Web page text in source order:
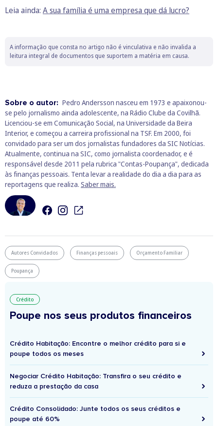
Leia ainda: A sua família é uma empresa que dá lucro?
A informação que consta no artigo não é vinculativa e não invalida a
leitura integral de documentos que suportem a matéria em causa.
Sobre o autor: Pedro Andersson nasceu em 1973 e apaixonou-
se pelo jornalismo ainda adolescente, na Rádio Clube da Covilhã.
Licenciou-se em Comunicação Social, na Universidade da Beira
Interior, e começou a carreira profissional na TSF. Em 2000, foi
convidado para ser um dos jornalistas fundadores da SIC Notícias.
Atualmente, continua na SIC, como jornalista coordenador, e é
responsável desde 2011 pela rubrica "Contas-Poupança", dedicada
às finanças pessoais. Tenta levar a realidade do dia a dia para as
reportagens que realiza. Saber mais.
Autores Convidados Finanças pessoais Orçamento Familiar
Poupança
Crédito
Poupe nos seus produtos financeiros
Crédito Habitação: Encontre o melhor crédito para si e
poupe todos os meses
Negociar Crédito Habitação: Transfira o seu crédito e
reduza a prestação da casa
Crédito Consolidado: Junte todos os seus créditos e
poupe até 60%